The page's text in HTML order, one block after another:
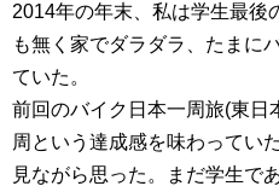
2014年の年末、私は学生最後
も無く家でダラダラ、たまに
ていた。
前回のバイク日本一周旅(東日
周という達成感を味わってい
見ながら思った。まだ学生で